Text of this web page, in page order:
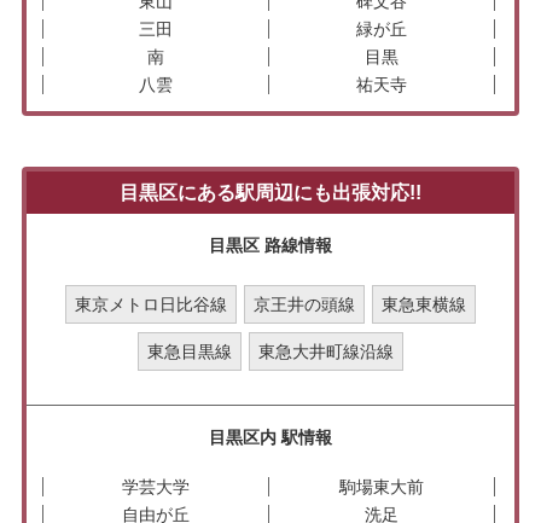
三田
緑が丘
南
目黒
八雲
祐天寺
目黒区にある駅周辺にも出張対応!!
目黒区 路線情報
東京メトロ日比谷線 京王井の頭線 東急東横線
東急目黒線 東急大井町線沿線
目黒区内 駅情報
学芸大学
駒場東大前
自由が丘
洗足